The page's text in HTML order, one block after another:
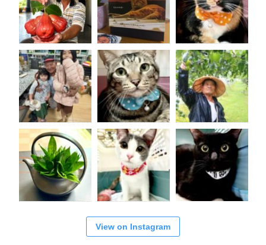
View on Instagram